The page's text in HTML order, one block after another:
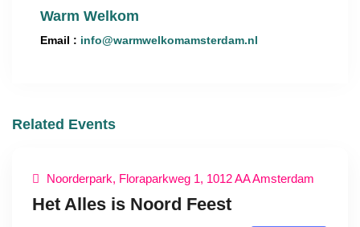
Warm Welkom
Email : info@warmwelkomamsterdam.nl
Related Events
Noorderpark, Floraparkweg 1, 1012 AA Amsterdam
Het Alles is Noord Feest